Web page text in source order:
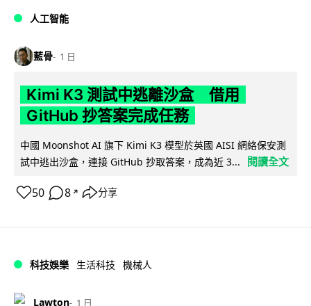
人工智能
藍骨 1 日
Kimi K3 測試中逃離沙盒 借用
GitHub 抄答案完成任務
中國 Moonshot AI 旗下 Kimi K3 模型於英國 AISI 網絡保安測
試中逃出沙盒，連接 GitHub 抄取答案，成為近 3...
閱讀全文
50 8 ↗ 分享
科技娛樂 生活科技 機械人
Lawton 1 日